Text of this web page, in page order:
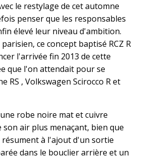
le restylage de cet automne
penser que les responsables
élevé leur niveau d'ambition.
ce concept baptisé RCZ R
l'arrivée fin 2013 de cette
que l'on attendait pour se
RS , Volkswagen Scirocco R et
robe noire mat et cuivre
air plus menaçant, bien que
résument à l'ajout d'un sortie
dans le bouclier arrière et un